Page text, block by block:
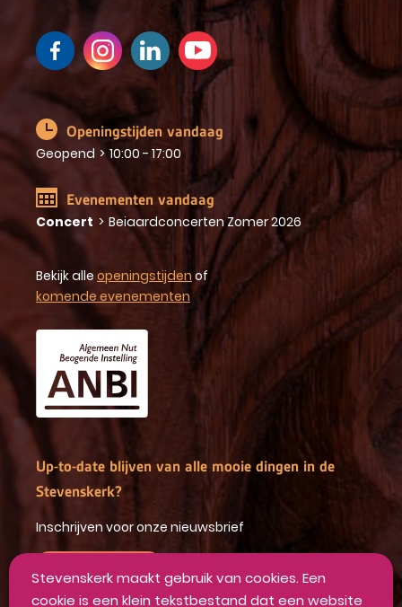
Openingstijden vandaag
Geopend > 10:00 - 17:00
Evenementen vandaag
Concert > Beiaardconcerten Zomer 2026
Bekijk alle openingstijden of
komende evenementen
Up-to-date blijven van alle mooie dingen in de
Stevenskerk?
Inschrijven voor onze nieuwsbrief
Stevenskerk maakt gebruik van cookies. Een
cookie is een klein tekstbestand dat een website